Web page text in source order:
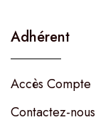
Adhérent
Accès Compte
Contactez-nous